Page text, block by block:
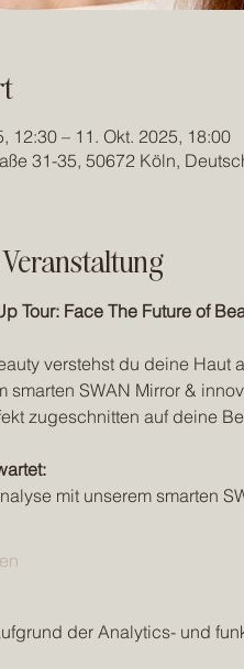
12:30 – 11. Okt. 2025, 18:00
31-35, 50672 Köln,
Tour: Face The Future of
verstehst du deine Haut
smarten SWAN Mirror &
zugeschnitten auf deine
mit unserem smarten
der Analytics- und